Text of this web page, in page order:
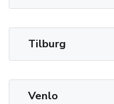
Tilburg
Venlo